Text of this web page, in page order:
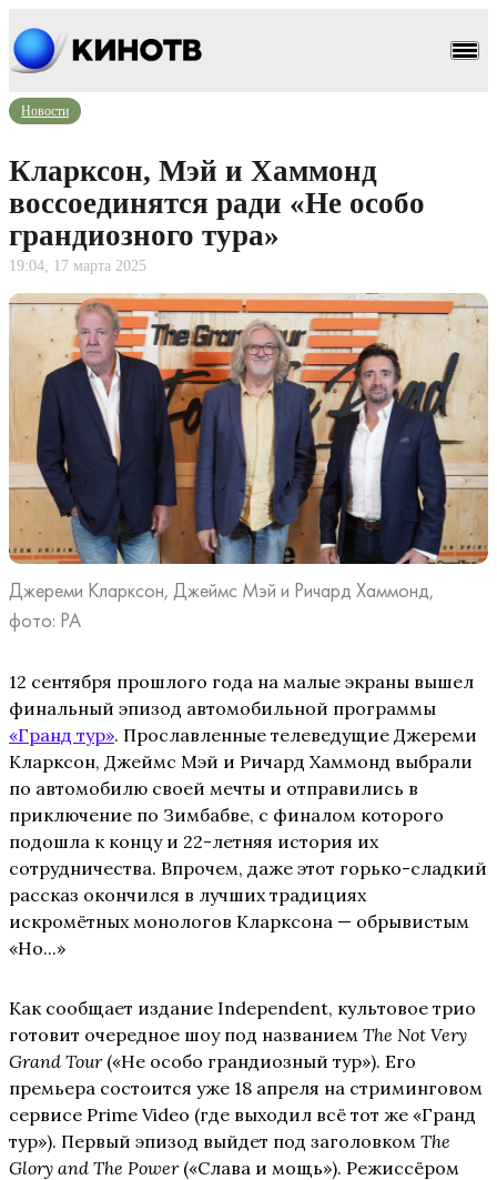
Новости
Кларксон, Мэй и Хаммонд
воссоединятся ради «Не особо
грандиозного тура»
19:04, 17 марта 2025
Джереми Кларксон, Джеймс Мэй и Ричард Хаммонд,
фото: PA
12 сентября прошлого года на малые экраны вышел
финальный эпизод автомобильной программы
«Гранд тур». Прославленные телеведущие Джереми
Кларксон, Джеймс Мэй и Ричард Хаммонд выбрали
по автомобилю своей мечты и отправились в
приключение по Зимбабве, с финалом которого
подошла к концу и 22-летняя история их
сотрудничества. Впрочем, даже этот горько-сладкий
рассказ окончился в лучших традициях
искромётных монологов Кларксона — обрывистым
«Но...»
Как сообщает издание Independent, культовое трио
готовит очередное шоу под названием The Not Very
Grand Tour(«Не особо грандиозный тур»). Его
премьера состоится уже 18 апреля на стриминговом
сервисе Prime Video (где выходил всё тот же «Гранд
тур»). Первый эпизод выйдет под заголовком The
Glory and The Power(«Слава и мощь»). Режиссёром